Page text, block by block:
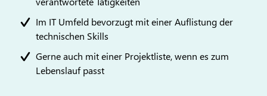
Im IT Umfeld bevorzugt mit einer Auflistung der
technischen Skills
Gerne auch mit einer Projektliste, wenn es zum
Lebenslauf passt